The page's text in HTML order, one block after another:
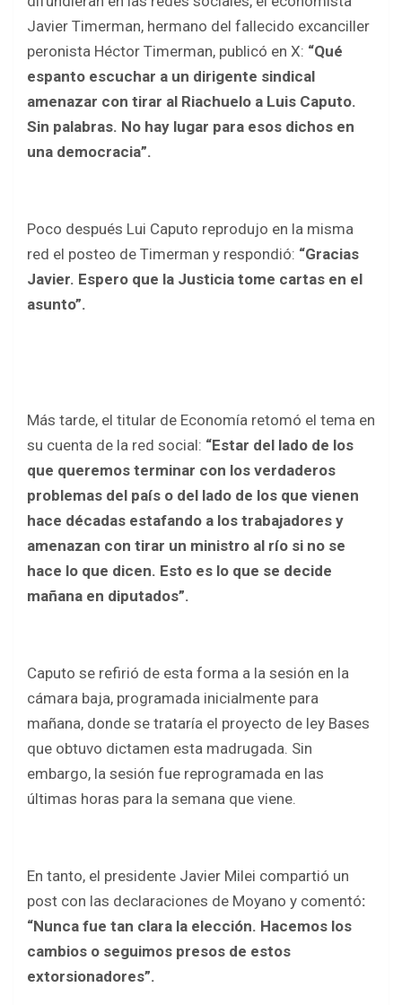
Javier Timerman, hermano del fallecido excanciller
peronista Héctor Timerman, publicó en X: “Qué
espanto escuchar a un dirigente sindical
amenazar con tirar al Riachuelo a Luis Caputo.
Sin palabras. No hay lugar para esos dichos en
una democracia”.
Poco después Lui Caputo reprodujo en la misma
red el posteo de Timerman y respondió: “Gracias
Javier. Espero que la Justicia tome cartas en el
asunto”.
Más tarde, el titular de Economía retomó el tema en
su cuenta de la red social: “Estar del lado de los
que queremos terminar con los verdaderos
problemas del país o del lado de los que vienen
hace décadas estafando a los trabajadores y
amenazan con tirar un ministro al río si no se
hace lo que dicen. Esto es lo que se decide
mañana en diputados”.
Caputo se refirió de esta forma a la sesión en la
cámara baja, programada inicialmente para
mañana, donde se trataría el proyecto de ley Bases
que obtuvo dictamen esta madrugada. Sin
embargo, la sesión fue reprogramada en las
últimas horas para la semana que viene.
En tanto, el presidente Javier Milei compartió un
post con las declaraciones de Moyano y comentó:
“Nunca fue tan clara la elección. Hacemos los
cambios o seguimos presos de estos
extorsionadores”.